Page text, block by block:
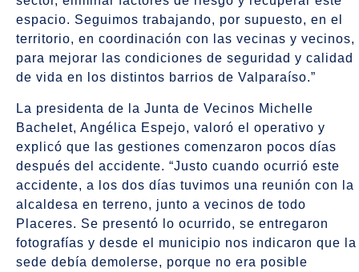
espacio. Seguimos trabajando, por supuesto, en el
territorio, en coordinación con las vecinas y vecinos,
para mejorar las condiciones de seguridad y calidad
de vida en los distintos barrios de Valparaíso.”
La presidenta de la Junta de Vecinos Michelle
Bachelet, Angélica Espejo, valoró el operativo y
explicó que las gestiones comenzaron pocos días
después del accidente. “Justo cuando ocurrió este
accidente, a los dos días tuvimos una reunión con la
alcaldesa en terreno, junto a vecinos de todo
Placeres. Se presentó lo ocurrido, se entregaron
fotografías y desde el municipio nos indicaron que la
sede debía demolerse, porque no era posible